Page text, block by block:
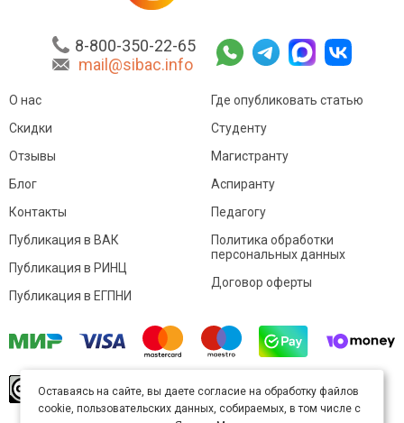
8-800-350-22-65
mail@sibac.info
О нас
Скидки
Отзывы
Блог
Контакты
Где опубликовать статью
Студенту
Магистранту
Аспиранту
Педагогу
Публикация в ВАК
Публикация в РИНЦ
Публикация в ЕГПНИ
Политика обработки
персональных данных
Договор оферты
произведение доступно полицензии Creative
Commons «Attribution» («Атрибуция») 4.0
Оставаясь на сайте, вы даете согласие на обработку файлов
cookie, пользовательских данных, собираемых, в том числе с